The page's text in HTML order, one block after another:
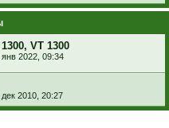
VT 1300
янв 2022, 09:34
дек 2010, 20:27